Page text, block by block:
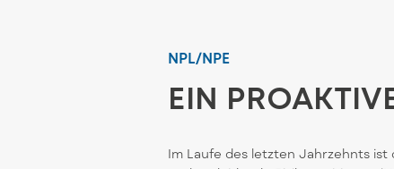
NPL/NPE
EIN
Im Laufe des letzten Jahrzehnts